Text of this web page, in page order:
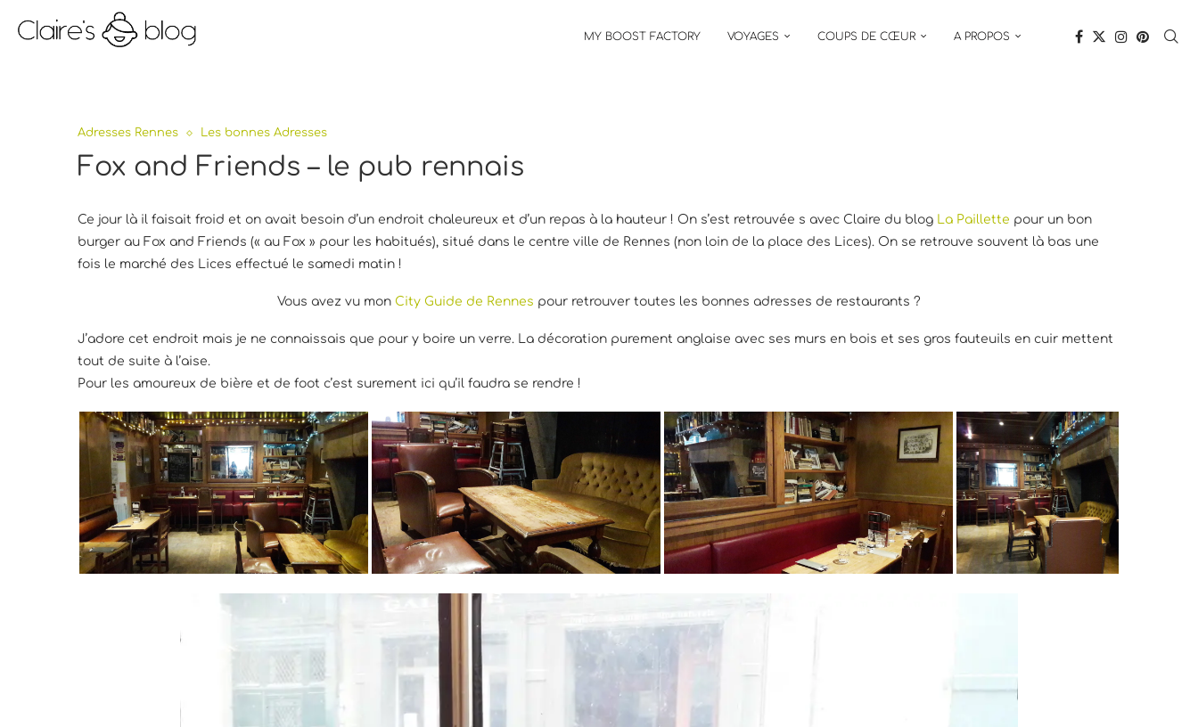
MY BOOST FACTORY VOYAGES COUPS DE CŒUR A PROPOS
Adresses Rennes Les bonnes Adresses
Fox and Friends – le pub rennais
Ce jour là il faisait froid et on avait besoin d’un endroit chaleureux et d’un repas à la hauteur ! On s’est retrouvée s avec Claire du blog La Paillette pour un bon
burger au Fox and Friends (« au Fox » pour les habitués), situé dans le centre ville de Rennes (non loin de la place des Lices). On se retrouve souvent là bas une
fois le marché des Lices effectué le samedi matin !
Vous avez vu mon City Guide de Rennes pour retrouver toutes les bonnes adresses de restaurants ?
J’adore cet endroit mais je ne connaissais que pour y boire un verre. La décoration purement anglaise avec ses murs en bois et ses gros fauteuils en cuir mettent
tout de suite à l’aise.
Pour les amoureux de bière et de foot c’est surement ici qu’il faudra se rendre !